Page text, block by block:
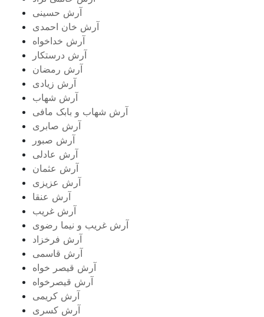
آرش حسینی
آرش خان احمدی
آرش خداخواه
آرش درستکار
آرش رمضان
آرش زیادی
آرش شهاب
آرش شهاب و بابک مافی
آرش صابری
آرش صبور
آرش عادلی
آرش عثمان
آرش عزیزی
آرش عنقا
آرش غریب
آرش غریب و نیما رضوی
آرش فرخزاد
آرش قاسمی
آرش قیصر خواه
آرش قیصرخواه
آرش کریمی
آرش کسری